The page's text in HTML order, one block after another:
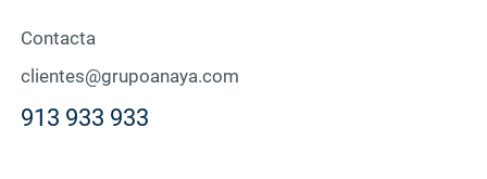
Contacta
clientes@grupoanaya.com
913 933 933